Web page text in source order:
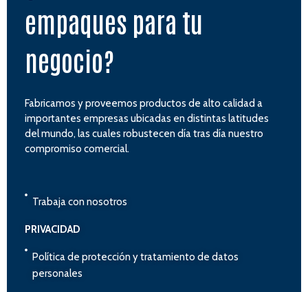
empaques para tu
negocio?
Fabricamos y proveemos productos de alto calidad a
importantes empresas ubicadas en distintas latitudes
del mundo, las cuales robustecen día tras día nuestro
compromiso comercial.
Trabaja con nosotros
PRIVACIDAD
Política de protección y tratamiento de datos
personales